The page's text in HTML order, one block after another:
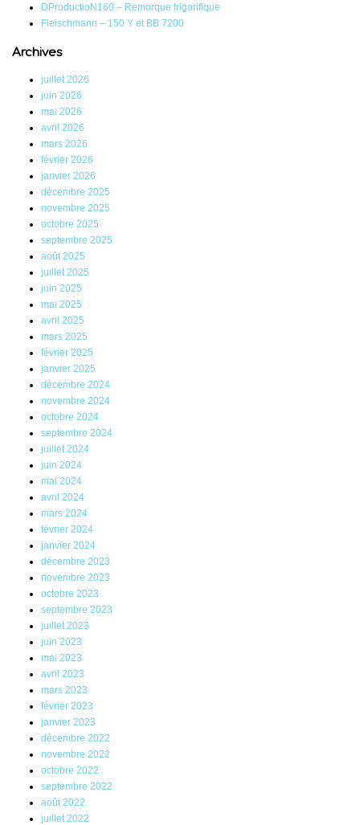
DProductioN160 – Remorque frigorifique
Fleischmann – 150 Y et BB 7200
Archives
juillet 2026
juin 2026
mai 2026
avril 2026
mars 2026
février 2026
janvier 2026
décembre 2025
novembre 2025
octobre 2025
septembre 2025
août 2025
juillet 2025
juin 2025
mai 2025
avril 2025
mars 2025
février 2025
janvier 2025
décembre 2024
novembre 2024
octobre 2024
septembre 2024
juillet 2024
juin 2024
mai 2024
avril 2024
mars 2024
février 2024
janvier 2024
décembre 2023
novembre 2023
octobre 2023
septembre 2023
juillet 2023
juin 2023
mai 2023
avril 2023
mars 2023
février 2023
janvier 2023
décembre 2022
novembre 2022
octobre 2022
septembre 2022
août 2022
juillet 2022